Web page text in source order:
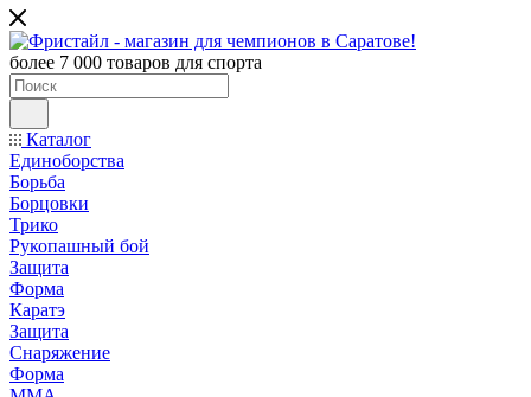
более 7 000 товаров для спорта
Каталог
Единоборства
Борьба
Борцовки
Трико
Рукопашный бой
Защита
Форма
Каратэ
Защита
Снаряжение
Форма